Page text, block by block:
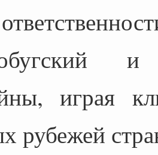
и
играя
рубежей